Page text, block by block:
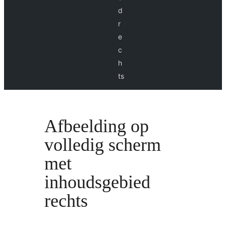
d
r
e
c
h
ts
Afbeelding op
volledig scherm
met
inhoudsgebied
rechts